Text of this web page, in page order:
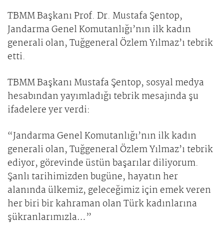
TBMM Başkanı Prof. Dr. Mustafa Şentop,
Jandarma Genel Komutanlığı’nın ilk kadın
generali olan, Tuğgeneral Özlem Yılmaz’ı tebrik
etti.
TBMM Başkanı Mustafa Şentop, sosyal medya
hesabından yayımladığı tebrik mesajında şu
ifadelere yer verdi:
“Jandarma Genel Komutanlığı’nın ilk kadın
generali olan, Tuğgeneral Özlem Yılmaz’ı tebrik
ediyor, görevinde üstün başarılar diliyorum.
Şanlı tarihimizden bugüne, hayatın her
alanında ülkemiz, geleceğimiz için emek veren
her biri bir kahraman olan Türk kadınlarına
şükranlarımızla…”